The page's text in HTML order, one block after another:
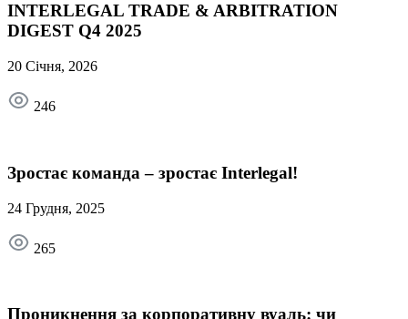
INTERLEGAL TRADE & ARBITRATION
DIGEST Q4 2025
20 Січня, 2026
246
Зростає команда – зростає Interlegal!
24 Грудня, 2025
265
Проникнення за корпоративну вуаль: чи